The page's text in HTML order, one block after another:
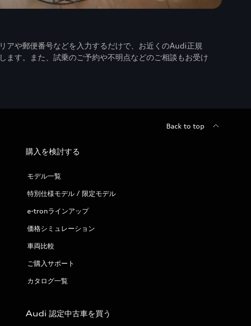
アや郵便番号などを入力するだけで、お近くのAudi正規
ます。また、試乗のご予約や不明点などのご相談もお受け
Back to top
購入を検討する
モデル一覧
特別仕様モデル / 限定モデル
e-tronラインアップ
価格シミュレーション
車両比較
ご購入サポート
カタログ一覧
Audi 認定中古車を買う